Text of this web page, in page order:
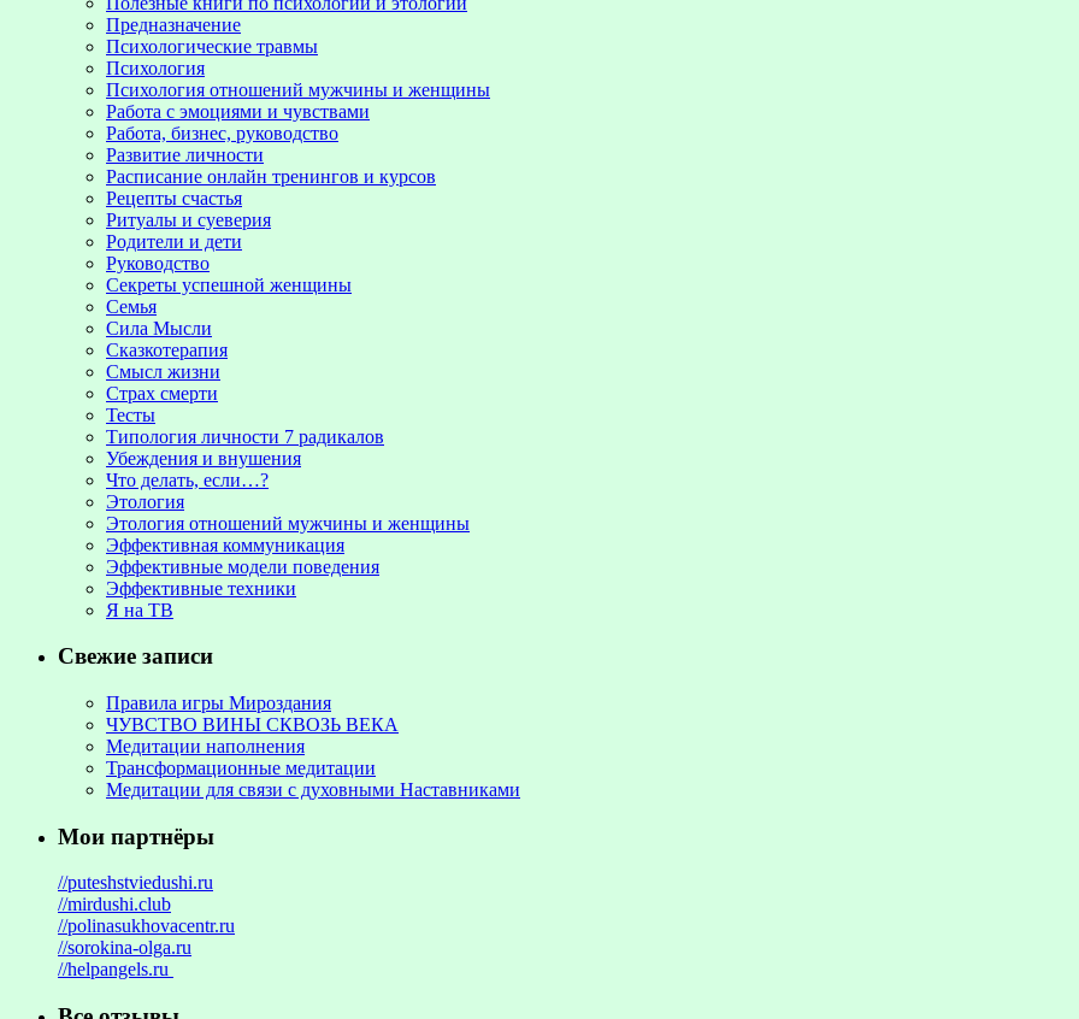
Предназначение
Психологические травмы
Психология
Психология отношений мужчины и женщины
Работа с эмоциями и чувствами
Работа, бизнес, руководство
Развитие личности
Расписание онлайн тренингов и курсов
Рецепты счастья
Ритуалы и суеверия
Родители и дети
Руководство
Секреты успешной женщины
Семья
Сила Мысли
Сказкотерапия
Смысл жизни
Страх смерти
Тесты
Типология личности 7 радикалов
Убеждения и внушения
Что делать, если…?
Этология
Этология отношений мужчины и женщины
Эффективная коммуникация
Эффективные модели поведения
Эффективные техники
Я на ТВ
Свежие записи
Правила игры Мироздания
ЧУВСТВО ВИНЫ СКВОЗЬ ВЕКА
Медитации наполнения
Трансформационные медитации
Медитации для связи с духовными Наставниками
Мои партнёры
//puteshstviedushi.ru
//mirdushi.club
//polinasukhovacentr.ru
//sorokina-olga.ru
//helpangels.ru